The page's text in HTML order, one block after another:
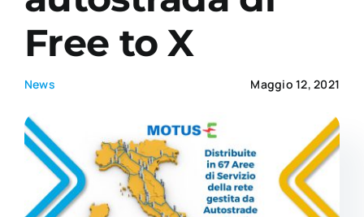
Comunicati Stampa
Academy
Free to X
News Maggio 12, 2021